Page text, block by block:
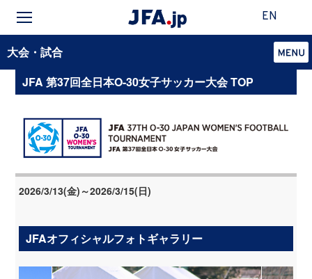
EN
大会・試合
JFA 第37回全日本O-30女子サッカー大会 TOP
2026/3/13(金)～2026/3/15(日)
JFAオフィシャルフォトギャラリー